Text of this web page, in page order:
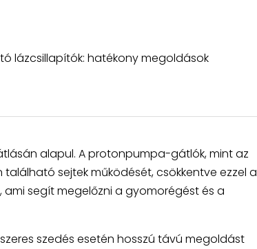
lázcsillapítók: hatékony megoldások
alapul. A protonpumpa-gátlók, mint az
sejtek működését, csökkentve ezzel a
segít megelőzni a gyomorégést és a
szedés esetén hosszú távú megoldást